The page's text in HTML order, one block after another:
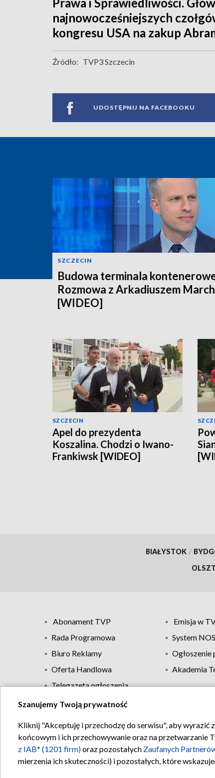
najnowocześniejszych
kongresu USA na zakup
Źródło: TVP3 Szczecin
UDOSTĘPNIJ NA FACEBOOKU
SZCZECIN
Budowa terminala
Rozmowa z Arkadiuszem
[WIDEO]
SZCZECIN
Apel do prezydenta
Koszalina. Chodzi o Iwano-
Frankiwsk [WIDEO]
BIAŁYSTOK /
Abonament TVP Emisja w
Rada Programowa
System NOS
Biuro Reklamy
Oferta Handlowa
Akademia
Telegazeta ogłoszenia
Regulamin TVP
Szanujemy Twoją prywatność
Kliknij "Akceptuję i przechodzę do serwisu", aby wyrazić
końcowym i ich przechowywanie oraz na przetwarzanie
z IAB* (1201 firm)oraz pozostałych Zaufanych
mierzenia ich skuteczności) i pozostałych, które